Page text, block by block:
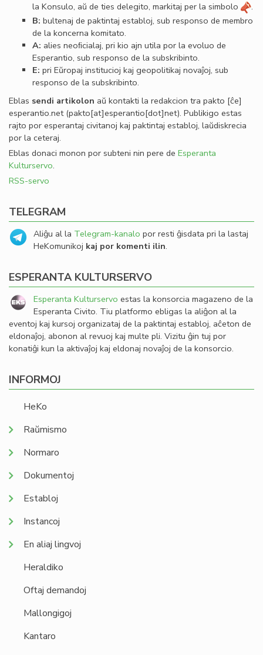
la Konsulo, aŭ de ties delegito, markitaj per la simbolo
.
B: bultenaj de paktintaj establoj, sub responso de membro
de la koncerna komitato.
A: alies neoﬁcialaj, pri kio ajn utila por la evoluo de
Esperantio, sub responso de la subskribinto.
E: pri Eŭropaj institucioj kaj geopolitikaj novaĵoj, sub
responso de la subskribinto.
Eblas sendi artikolon aŭ kontakti la redakcion tra pakto [ĉe]
esperantio.net(pakto[at]esperantio[dot]net). Publikigo estas
rajto por esperantaj civitanoj kaj paktintaj establoj, laŭdiskrecia
por la ceteraj.
Eblas donaci monon por subteni nin pere de Esperanta
Kulturservo.
RSS-servo
TELEGRAM
Aliĝu al la Telegram-kanalo por resti ĝisdata pri la lastaj
HeKomunikoj kaj por komenti ilin.
ESPERANTA KULTURSERVO
Esperanta Kulturservo estas la konsorcia magazeno de la
Esperanta Civito. Tiu platformo ebligas la aliĝon al la
eventoj kaj kursoj organizataj de la paktintaj establoj, aĉeton de
eldonaĵoj, abonon al revuoj kaj multe pli. Vizitu ĝin tuj por
konatiĝi kun la aktivaĵoj kaj eldonaj novaĵoj de la konsorcio.
INFORMOJ
HeKo
Raŭmismo
Normaro
Dokumentoj
Establoj
Instancoj
En aliaj lingvoj
Heraldiko
Oftaj demandoj
Mallongigoj
Kantaro